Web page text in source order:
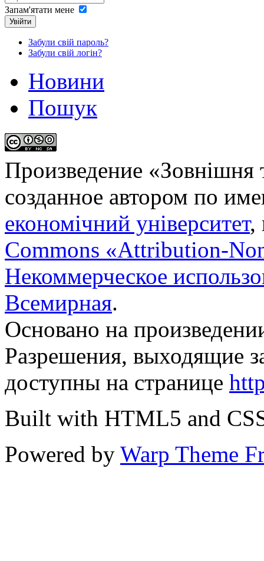
Запам'ятати мене
Увійти
Забули свій пароль?
Забули свій логін?
Новини
Пошук
Произведение «Зовнішня
созданное автором по
економічний університет,
Commons «Attribution-
Некоммерческое
Всемирная.
Основано на
Разрешения, выходящие
доступны на странице
Built with HTML5 and
Powered by Warp Theme